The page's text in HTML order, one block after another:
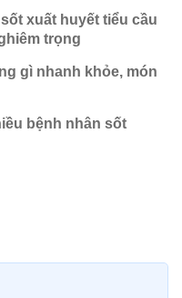
xuất huyết tiểu cầu
trọng
gì nhanh khỏe, món
bệnh nhân sốt